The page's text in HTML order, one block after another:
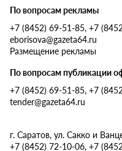
По вопросам рекламы
+7 (8452) 69-51-85, +7
eborisova@gazeta64.ru
Размещение рекламы
По вопросам публикации
+7 (8452) 69-51-85, +7
tender@gazeta64.ru
г. Саратов, ул. Сакко и
+7 (8452) 72-10-06, +7